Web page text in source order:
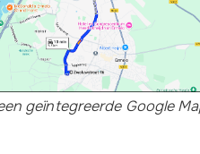
geïntegreerde Google